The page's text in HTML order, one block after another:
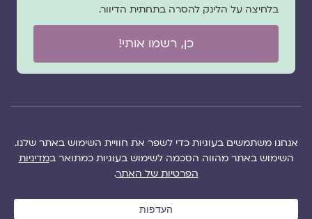
בלחיצה על הלינק להסרה בתחתית הדיוור.
כן, רשמו אותי!
הזכויות של מגזין
ושרה סגל־כץ אלא
של
שגגה
צרו
הוקם ב ❤ על ידי –
לימונדה 2.0
| מיתוג:
סטודיו נופר דסקל
שרה סגל־כץ
מפת אתר|